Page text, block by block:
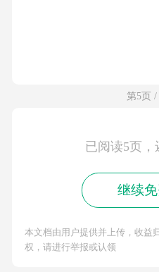
第5页 /
已阅读5页，
继续
本文档由用户提供并上传，收益
权，请进行举报或认领